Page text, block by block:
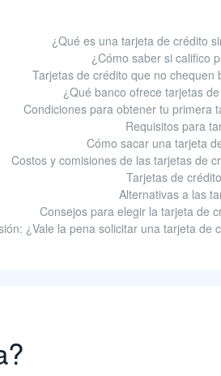
¿Qué es una tarjeta de crédito
¿Cómo saber si califico
Tarjetas de crédito que no chequen
¿Qué banco ofrece tarjetas
Condiciones para obtener tu primera
Requisitos para
Cómo sacar una tarjeta
Costos y comisiones de las tarjetas de
Tarjetas de
Alternativas a las
Consejos para elegir la tarjeta de
¿Vale la pena solicitar una tarjeta de